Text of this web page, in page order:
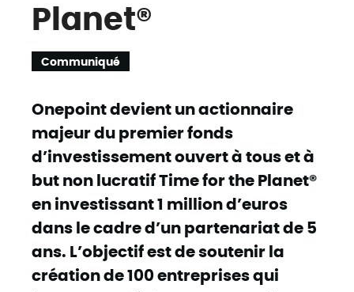
Planet®
Communiqué
Onepoint devient un actionnaire
majeur du premier fonds
d’investissement ouvert à tous et à
but non lucratif Time for the Planet®
en investissant 1 million d’euros
dans le cadre d’un partenariat de 5
ans. L’objectif est de soutenir la
création de 100 entreprises qui